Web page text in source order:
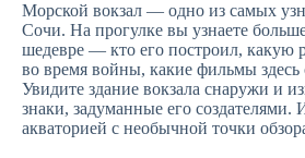
Морской вокзал — одно из самых
Сочи. На прогулке вы узнаете
шедевре — кто его построил, какую
во время войны, какие фильмы здесь
Увидите здание вокзала снаружи и
знаки, задуманные его создателями.
акваторией с необычной точки